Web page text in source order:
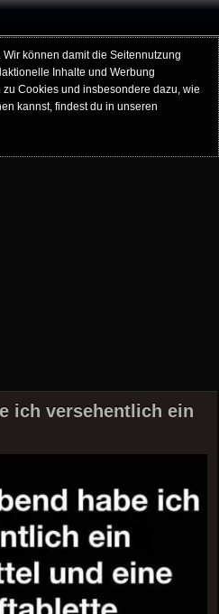
können damit die Seitennutzung
Inhalte und Werbung
Cookies und insbesondere dazu, wie
kannst, findest du in unseren
ich versehentlich ein